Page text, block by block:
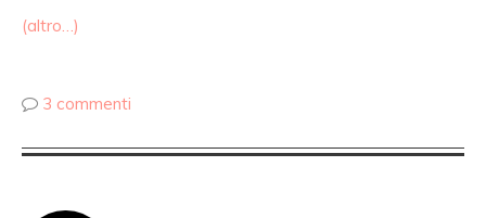
(altro…)
3 commenti